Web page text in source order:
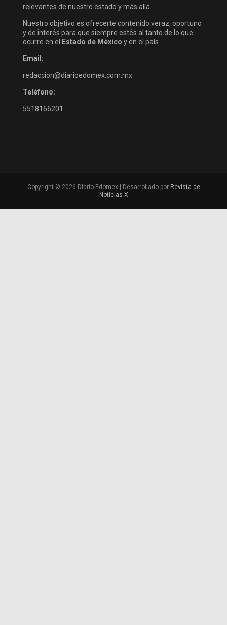
relevantes de nuestro estado y más allá.
Nuestro objetivo es ofrecerte contenido veraz, oportuno
y de interés para que siempre estés al tanto de lo que
ocurre en el
Estado de México y en el país.
Email:
redaccion@diarioedomex.com.mx
Teléfono:
5518166201
Copyright © 2026 Diario Edomex | Desarrollado por Revista de
Noticias X